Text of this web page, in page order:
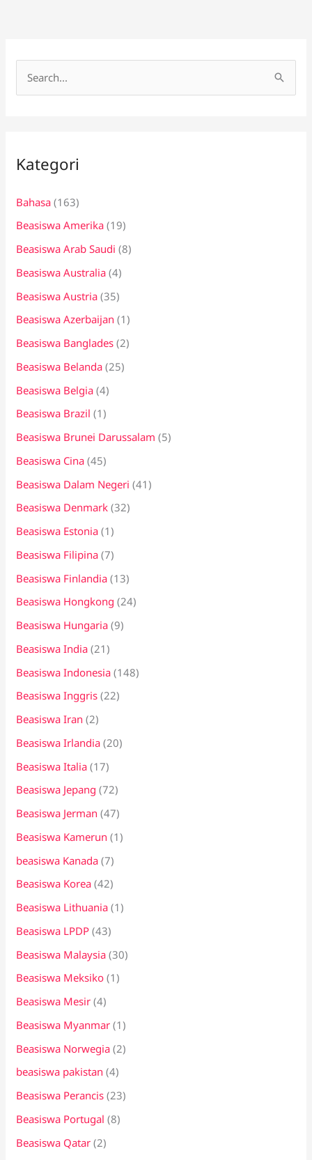
u
t
u
k
:
Kategori
Bahasa (163)
Beasiswa Amerika (19)
Beasiswa Arab Saudi (8)
Beasiswa Australia (4)
Beasiswa Austria (35)
Beasiswa Azerbaijan (1)
Beasiswa Banglades (2)
Beasiswa Belanda (25)
Beasiswa Belgia (4)
Beasiswa Brazil (1)
Beasiswa Brunei Darussalam (5)
Beasiswa Cina (45)
Beasiswa Dalam Negeri (41)
Beasiswa Denmark (32)
Beasiswa Estonia (1)
Beasiswa Filipina (7)
Beasiswa Finlandia (13)
Beasiswa Hongkong (24)
Beasiswa Hungaria (9)
Beasiswa India (21)
Beasiswa Indonesia (148)
Beasiswa Inggris (22)
Beasiswa Iran (2)
Beasiswa Irlandia (20)
Beasiswa Italia (17)
Beasiswa Jepang (72)
Beasiswa Jerman (47)
Beasiswa Kamerun (1)
beasiswa Kanada (7)
Beasiswa Korea (42)
Beasiswa Lithuania (1)
Beasiswa LPDP (43)
Beasiswa Malaysia (30)
Beasiswa Meksiko (1)
Beasiswa Mesir (4)
Beasiswa Myanmar (1)
Beasiswa Norwegia (2)
beasiswa pakistan (4)
Beasiswa Perancis (23)
Beasiswa Portugal (8)
Beasiswa Qatar (2)